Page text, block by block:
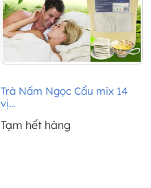
Trà Nấm Ngọc Cẩu mix 14
vị...
Tạm hết hàng